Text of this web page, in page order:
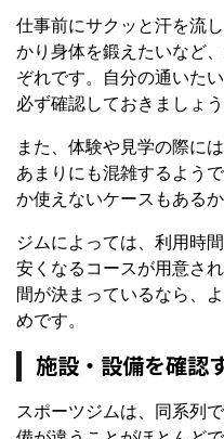
仕事前にサクッと汗を流
かり身体を鍛えたいなど
ぞれです。自分の通いた
必ず確認しておきましょう
また、体験や見学の際に
あまりにも混雑するよう
か使えないケースもあるか
ジムによっては、利用時
安くなるコースが用意さ
間が決まっているなら、
めです。
施設・設備を確認
スポーツジムは、同系列